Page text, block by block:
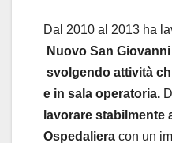
Dal 2010 al 2013 ha
Nuovo San
svolgendo attività
e in sala operatoria.
lavorare stabilmente
Ospedaliera con un